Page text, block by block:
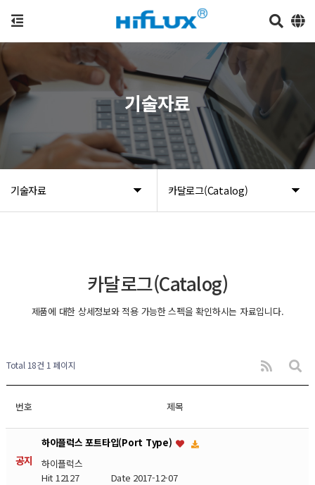
기술자료 카달로그(Catalog)
기술자료
카달로그(Catalog)
제품에 대한 상세정보와 적용 가능한 스펙을 확인하시는 자료입니다.
Total 18건 1 페이지
번호 제목
공지
하이플럭스 포트타입(Port Type)
하이플럭스
Hit 12127 Date 2017-12-07